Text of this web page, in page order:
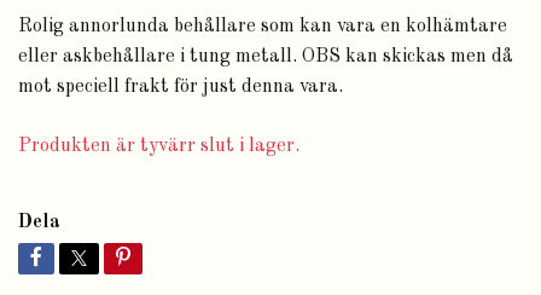
Rolig annorlunda behållare som kan vara en kolhämtare
eller askbehållare i tung metall. OBS kan skickas men då
mot speciell frakt för just denna vara.
Produkten är tyvärr slut i lager.
Dela